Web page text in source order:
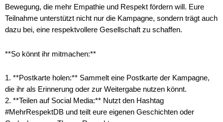
Bewegung, die mehr Empathie und Respekt fördern will. Eure
Teilnahme unterstützt nicht nur die Kampagne, sondern trägt auch
dazu bei, eine respektvollere Gesellschaft zu schaffen.
**So könnt ihr mitmachen:**
1. **Postkarte holen:** Sammelt eine Postkarte der Kampagne,
die ihr als Erinnerung oder zur Weitergabe nutzen könnt.
2. **Teilen auf Social Media:** Nutzt den Hashtag
#MehrRespektDB und teilt eure eigenen Geschichten oder